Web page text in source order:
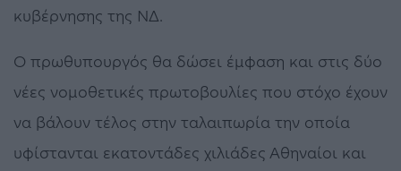
κυβέρνησης της ΝΔ.
Ο πρωθυπουργός θα δώσει έμφαση και στις δύο
νέες νομοθετικές πρωτοβουλίες που στόχο έχουν
να βάλουν τέλος στην ταλαιπωρία την οποία
υφίστανται εκατοντάδες χιλιάδες Αθηναίοι και